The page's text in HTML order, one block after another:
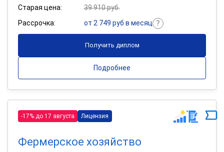
Старая цена:
39 910 руб.
Рассрочка:
от 2 749 руб в месяц
Получить диплом
Подробнее
-17% до 17 августа Лицензия
Фермерское хозяйство